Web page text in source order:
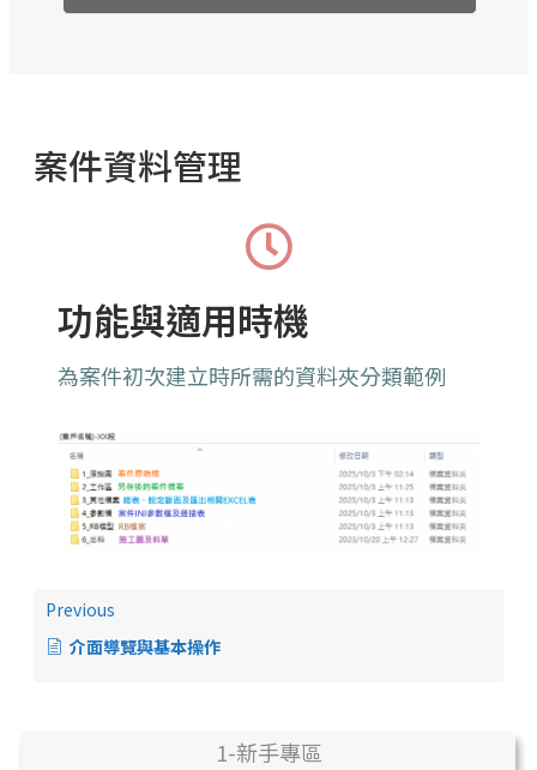
1-新手專區
案件資料管理
功能與適用時機
為案件初次建立時所需的資料夾分類範例
Previous
介面導覽與基本操作